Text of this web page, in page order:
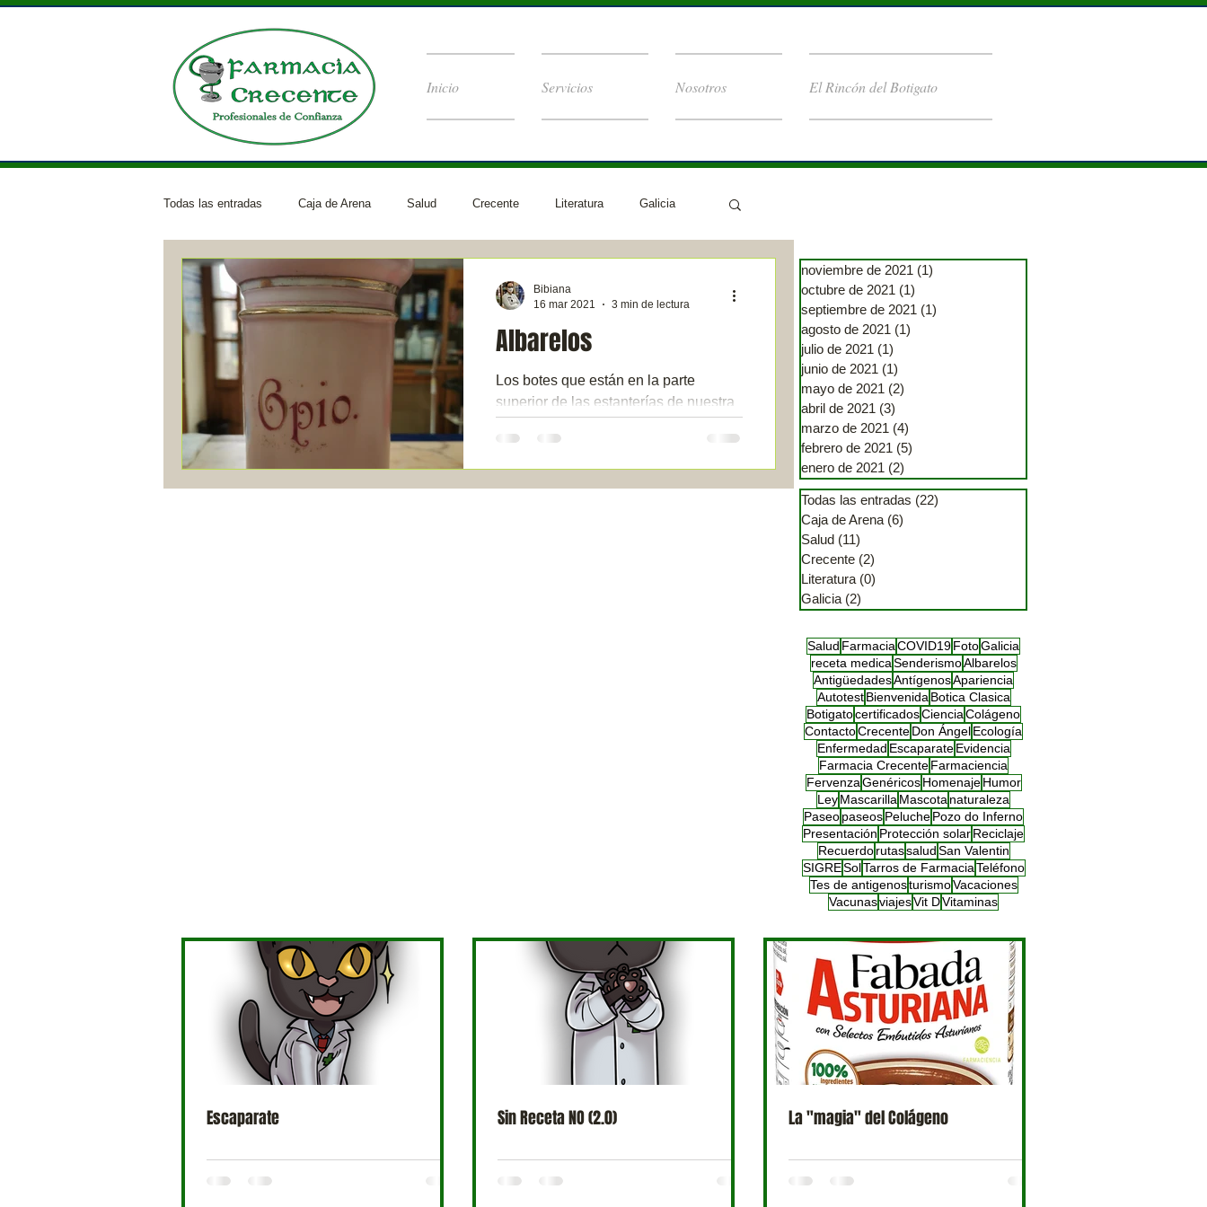
Inicio Servicios Nosotros El Rincón del Botigato
Todas las entradas Caja de Arena Salud Crecente Literatura Galicia
Albarelos
Los botes que están en la parte
superior de las estanterías de nuestra
hacer una breve introducción...
Bibiana
16 mar 2021
3 min de lectura
noviembre de 2021 (1)
octubre de 2021 (1)
septiembre de 2021 (1)
agosto de 2021 (1)
julio de 2021 (1)
junio de 2021 (1)
mayo de 2021 (2)
abril de 2021 (3)
marzo de 2021 (4)
febrero de 2021 (5)
enero de 2021 (2)
Todas las entradas (22)
Caja de Arena (6)
Salud (11)
Crecente (2)
Literatura (0)
Galicia (2)
Salud FarmaciaCOVID19FotoGalicia
receta medicaSenderismoAlbarelos
AntigüedadesAntígenosApariencia
Autotest Bienvenida Botica Clasica
BotigatocertificadosCienciaColágeno
ContactoCrecenteDon ÁngelEcología
Enfermedad Escaparate Evidencia
Farmacia CrecenteFarmaciencia
FervenzaGenéricos Homenaje Humor
LeyMascarilla Mascota naturaleza
PaseopaseosPeluchePozo do Inferno
Presentación Protección solarReciclaje
Recuerdo rutassaludSan Valentin
SIGRESolTarros de FarmaciaTeléfono
Tes de antigenosturismoVacaciones
VacunasviajesVit DVitaminas
Escaparate Sin Receta NO (2.0) La "magia" del Colágeno